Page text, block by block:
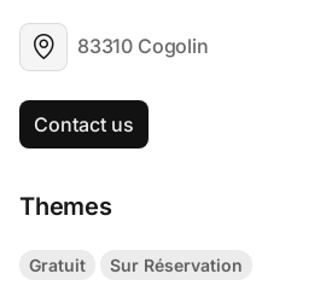
83310 Cogolin
Contact us
Themes
Gratuit Sur Réservation